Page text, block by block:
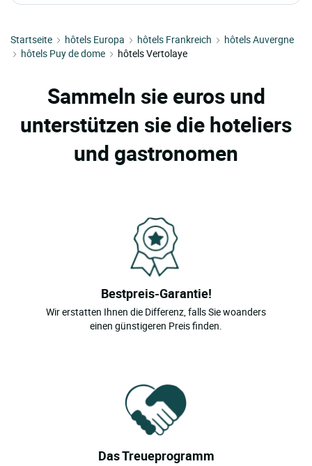
Startseite hôtels Europa hôtels Frankreich
hôtels Auvergne
hôtels Puy de dome
hôtels Vertolaye
Sammeln sie euros und
unterstützen sie die hoteliers
und gastronomen
Bestpreis-Garantie!
Wir erstatten Ihnen die Differenz, falls Sie woanders
einen günstigeren Preis finden.
Das Treueprogramm